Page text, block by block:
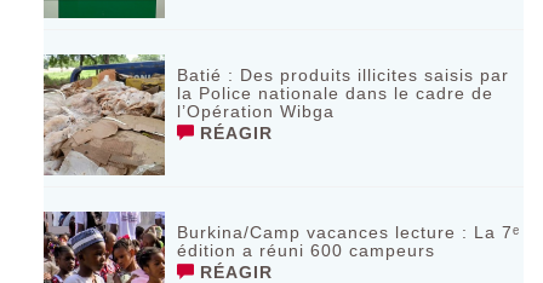
Batié : Des produits illicites saisis par
la Police nationale dans le cadre de
l’Opération Wibga
RÉAGIR
Burkina/Camp vacances lecture : La 7ᵉ
édition a réuni 600 campeurs
RÉAGIR